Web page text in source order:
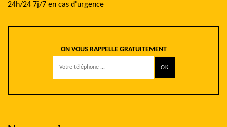
24h/24 7j/7 en cas d'urgence
ON VOUS RAPPELLE GRATUITEMENT